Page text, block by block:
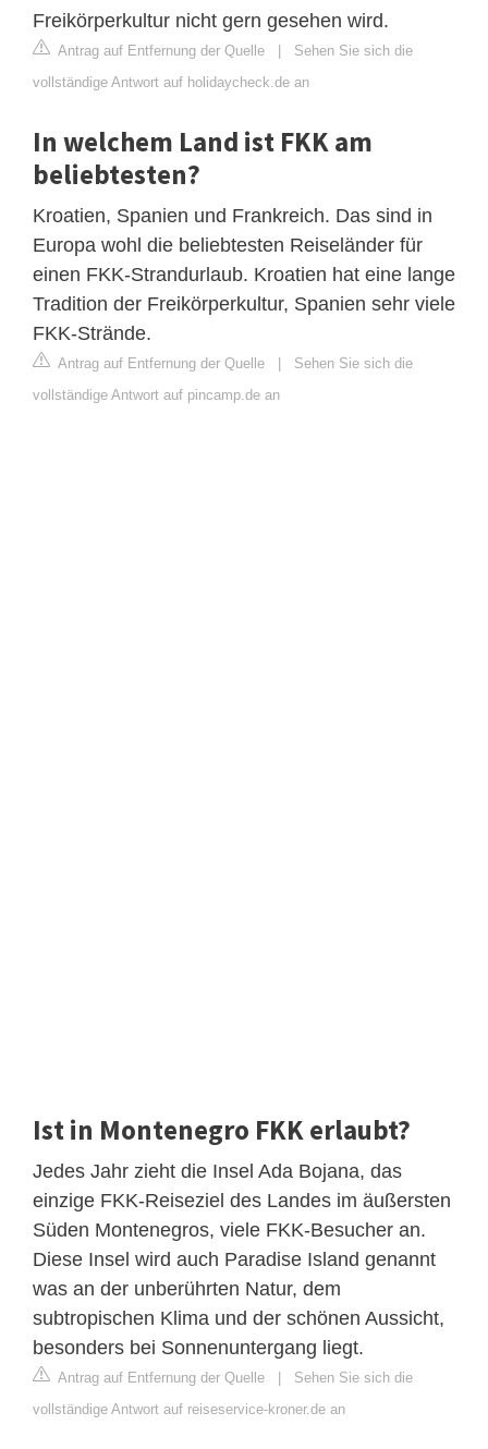
Freikörperkultur nicht gern gesehen wird.
Antrag auf Entfernung der Quelle | Sehen Sie sich die
vollständige Antwort auf holidaycheck.de an
In welchem Land ist FKK am
beliebtesten?
Kroatien, Spanien und Frankreich. Das sind in
Europa wohl die beliebtesten Reiseländer für
einen FKK-Strandurlaub. Kroatien hat eine lange
Tradition der Freikörperkultur, Spanien sehr viele
FKK-Strände.
Antrag auf Entfernung der Quelle | Sehen Sie sich die
vollständige Antwort auf pincamp.de an
Ist in Montenegro FKK erlaubt?
Jedes Jahr zieht die Insel Ada Bojana, das
einzige FKK-Reiseziel des Landes im äußersten
Süden Montenegros, viele FKK-Besucher an.
Diese Insel wird auch Paradise Island genannt
was an der unberührten Natur, dem
subtropischen Klima und der schönen Aussicht,
besonders bei Sonnenuntergang liegt.
Antrag auf Entfernung der Quelle | Sehen Sie sich die
vollständige Antwort auf reiseservice-kroner.de an